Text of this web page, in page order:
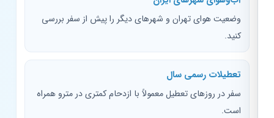
وضعیت هوای تهران و شهرهای دیگر را پیش از سفر بررسی
کنید.
تعطیلات رسمی سال
سفر در روزهای تعطیل معمولاً با ازدحام کمتری در مترو همراه
است.